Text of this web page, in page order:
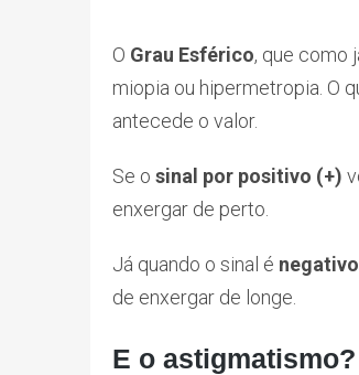
O Grau Esférico, que como
miopia ou hipermetropia. O
antecede o valor.
Se o sinal por positivo (+)
enxergar de perto.
Já quando o sinal é
de enxergar de longe.
E o astigmatismo?